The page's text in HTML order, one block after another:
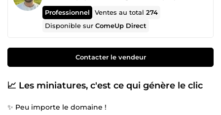
Professionnel Ventes au total274
Disponible surComeUp Direct
Contacter le vendeur
📈 Les miniatures, c'est ce qui génère le clic
✨ Peu importe le domaine !